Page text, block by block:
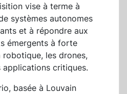
vise à terme à
systèmes autonomes
et à répondre aux
émergents à forte
les drones,
critiques.
basée à Louvain